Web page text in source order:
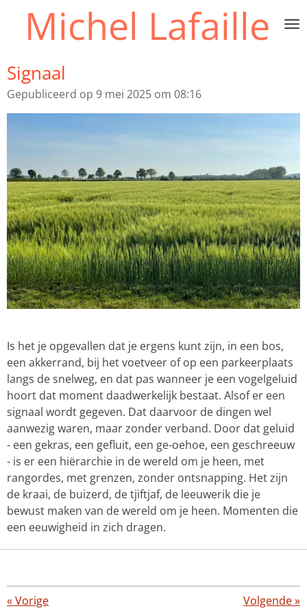
direct
hoofdinhoud
Michel Lafaille
Signaal
Gepubliceerd op 9 mei 2025 om 08:16
Is het je opgevallen dat je ergens kunt zijn, in een bos,
een akkerrand, bij het voetveer of op een parkeerplaats
langs de snelweg, en dat pas wanneer je een vogelgeluid
hoort dat moment daadwerkelijk bestaat. Alsof er een
signaal wordt gegeven. Dat daarvoor de dingen wel
aanwezig waren, maar zonder verband. Door dat geluid
- een gekras, een gefluit, een ge-oehoe, een geschreeuw
- is er een hiërarchie in de wereld om je heen, met
rangordes, met grenzen, zonder ontsnapping. Het zijn
de kraai, de buizerd, de tjiftjaf, de leeuwerik die je
bewust maken van de wereld om je heen. Momenten die
een eeuwigheid in zich dragen.
«Vorige Volgende»